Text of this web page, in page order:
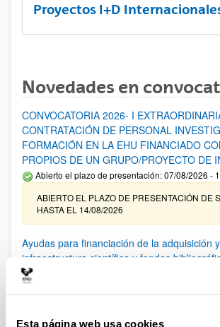
Esta página web usa cookies
Proyectos I+D
Novedades en
CONVOCATORIA 2026- I
CONTRATACIÓN DE PERSONAL
FORMACIÓN EN LA EHU FINANCIADO
PROPIOS DE UN GRUPO/PROYECTO DE
Abierto el plazo de presentación: 07/08/2026 -
ABIERTO EL PLAZO DE PRESENTACIÓN DE
HASTA EL 14/08/2026
Ayudas para financiación de la adquisición
infraestructura científica y fondos
UPV/EHU 2026
solicitudes admitidas y excluidas. 23/03/2026: